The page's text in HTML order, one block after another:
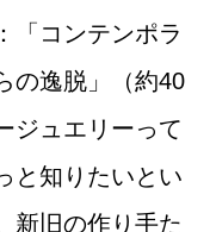
「コンテンポラ
の逸脱」（約40
ジュエリーって
と知りたいとい
新旧の作り手た